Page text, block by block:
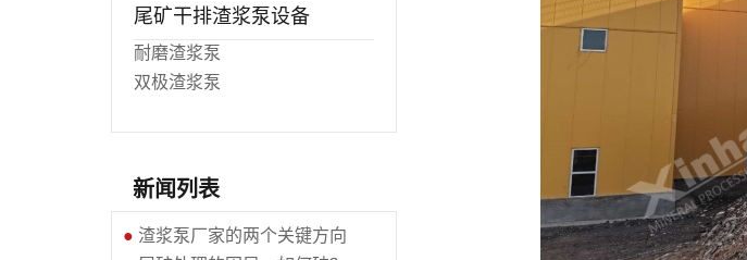
尾矿干排渣浆泵设备
耐磨渣浆泵
双极渣浆泵
新闻列表
● 渣浆泵厂家的两个关键方向